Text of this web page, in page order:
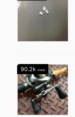
90.2k view